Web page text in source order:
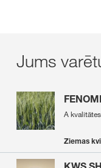
Jums
A
Ziemas